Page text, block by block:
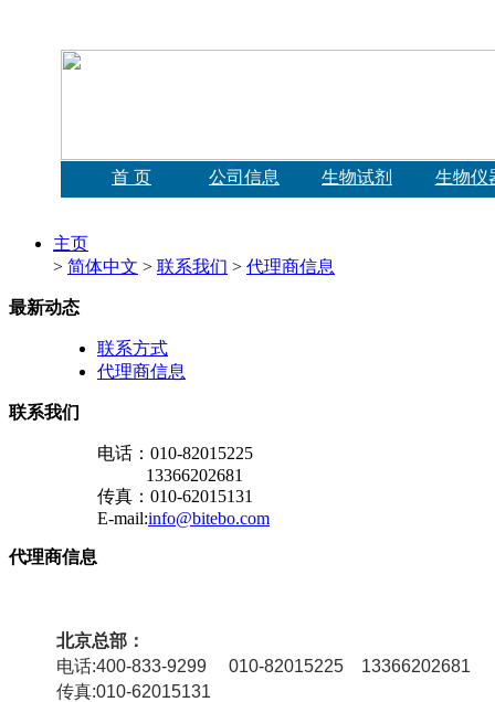
首 页 公司信息 生物试剂 生物仪
主页
> 简体中文 > 联系我们 > 代理商信息
最新动态
联系方式
代理商信息
联系我们
电话：010-82015225
13366202681
传真：010-62015131
E-mail:info@bitebo.com
代理商信息
北京总部：
电话:400-833-9299 010-82015225 13366202681
传真:010-62015131